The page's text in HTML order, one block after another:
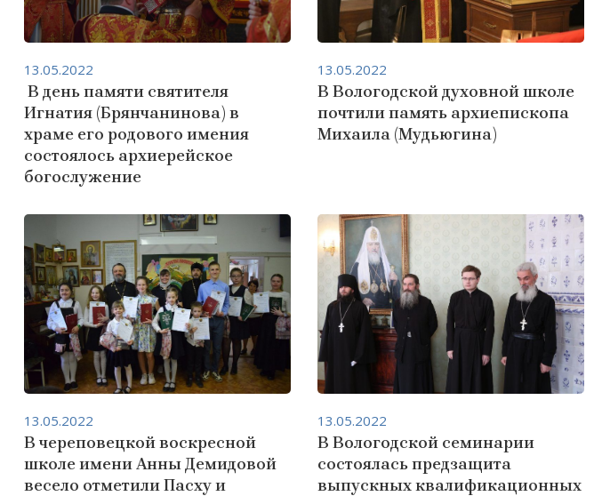
В день памяти святителя
Игнатия (Брянчанинова) в
храме его родового имения
состоялось архиерейское
богослужение
13.05.2022
В Вологодской духовной школе
почтили память архиепископа
Михаила (Мудьюгина)
13.05.2022
В череповецкой воскресной
школе имени Анны Демидовой
весело отметили Пасху и
13.05.2022
В Вологодской семинарии
состоялась предзащита
выпускных квалификационных
13.05.2022